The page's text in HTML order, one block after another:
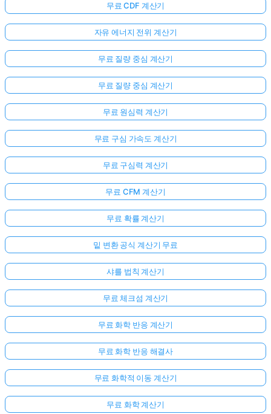
무료 CDF 계산기
자유 에너지 전위 계산기
무료 질량 중심 계산기
무료 질량 중심 계산기
무료 원심력 계산기
무료 구심 가속도 계산기
무료 구심력 계산기
무료 CFM 계산기
무료 확률 계산기
밑 변환 공식 계산기 무료
샤를 법칙 계산기
무료 체크섬 계산기
무료 화학 반응 계산기
무료 화학 반응 해결사
무료 화학적 이동 계산기
무료 화학 계산기